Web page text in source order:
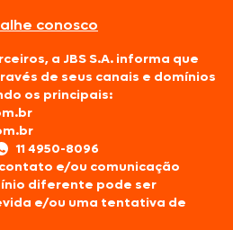
conosco
a JBS S.A. informa que
de seus canais e domínios
os principais:
11 4950-8096
e/ou comunicação
diferente pode ser
e/ou uma tentativa de